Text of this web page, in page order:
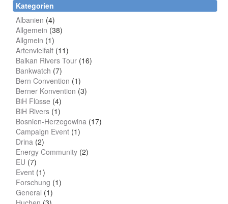
Kategorien
Albanien (4)
Allgemein (38)
Allgmein (1)
Artenvielfalt (11)
Balkan Rivers Tour (16)
Bankwatch (7)
Bern Convention (1)
Berner Konvention (3)
BiH Flüsse (4)
BiH Rivers (1)
Bosnien-Herzegowina (17)
Campaign Event (1)
Drina (2)
Energy Community (2)
EU (7)
Event (1)
Forschung (1)
General (1)